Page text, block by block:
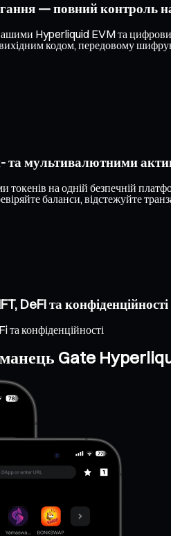
— повний
Hyperliquid EVM та
кодом, передовому
та мультивалютними
токенів на одній безпечній
баланси, відстежуйте
DeFi та конфіденційності
та конфіденційності
Gate